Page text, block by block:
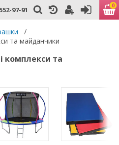
97-91 0
/
та майданчики
комплекси та